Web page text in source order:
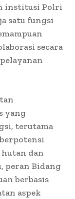
institusi Polri
satu fungsi
secara
yang
terutama
dan
peran Bidang
berbasis
aspek